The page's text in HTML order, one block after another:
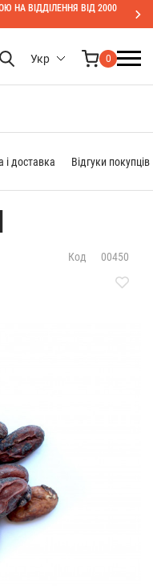
НА ВІДДІЛЕННЯ ВІД 2000
Укр 0
Код 00450
і доставка Відгуки покупців